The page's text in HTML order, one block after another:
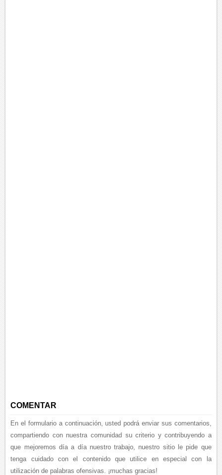
COMENTAR
En el formulario a continuación, usted podrá enviar sus comentarios,
compartiendo con nuestra comunidad su criterio y contribuyendo a
que mejoremos día a día nuestro trabajo, nuestro sitio le pide que
tenga cuidado con el contenido que utilice en especial con la
utilización de palabras ofensivas. ¡muchas gracias!